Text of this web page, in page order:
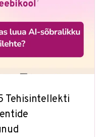
Tehisintellekti